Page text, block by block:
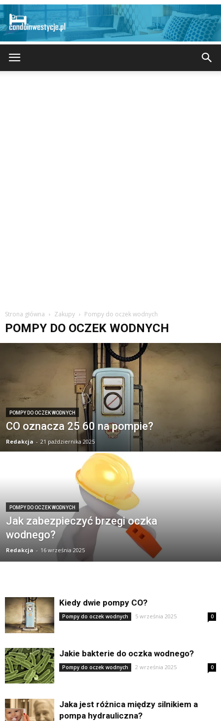
Strona główna Zakupy Pompy do oczek wodnych
POMPY DO OCZEK WODNYCH
POMPY DO OCZEK WODNYCH
CO oznacza 25 60 na pompie?
Redakcja - 21 października 2025
POMPY DO OCZEK WODNYCH
Jak zabezpieczyć brzegi oczka
wodnego?
Redakcja - 16 września 2025
Kiedy dwie pompy CO?
Pompy do oczek wodnych 5 września 2025 0
Jakie bakterie do oczka wodnego?
Pompy do oczek wodnych 2 września 2025 0
Jaka jest różnica między silnikiem a
pompa hydrauliczna?